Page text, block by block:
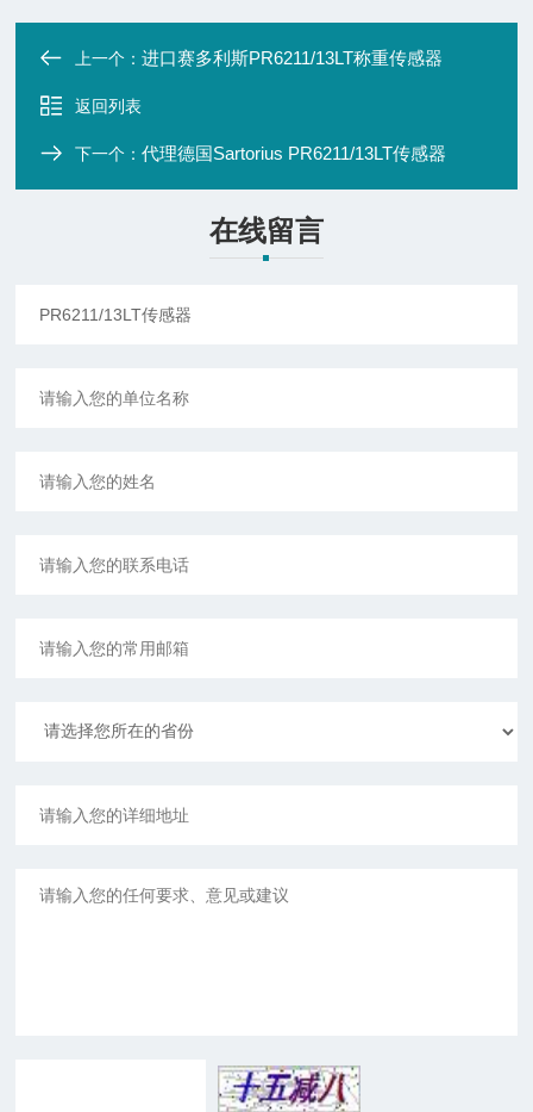
上一个：进口赛多利斯PR6211/13LT称重传感器
返回列表
下一个：代理德国Sartorius PR6211/13LT传感器
在线留言